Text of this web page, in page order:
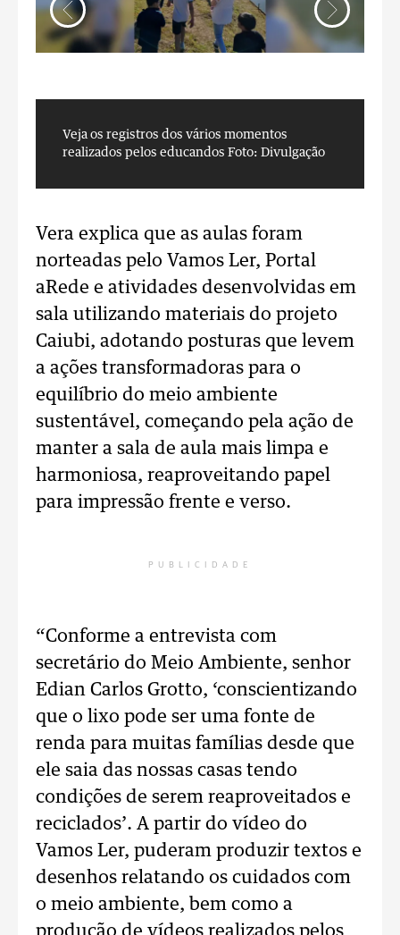
Veja os registros dos vários momentos
realizados pelos educandos Foto: Divulgação
Vera explica que as aulas foram
norteadas pelo Vamos Ler, Portal
aRede e atividades desenvolvidas em
sala utilizando materiais do projeto
Caiubi, adotando posturas que levem
a ações transformadoras para o
equilíbrio do meio ambiente
sustentável, começando pela ação de
manter a sala de aula mais limpa e
harmoniosa, reaproveitando papel
para impressão frente e verso.
PUBLICIDADE
“Conforme a entrevista com
secretário do Meio Ambiente, senhor
Edian Carlos Grotto, ‘conscientizando
que o lixo pode ser uma fonte de
renda para muitas famílias desde que
ele saia das nossas casas tendo
condições de serem reaproveitados e
reciclados’. A partir do vídeo do
Vamos Ler, puderam produzir textos e
desenhos relatando os cuidados com
o meio ambiente, bem como a
produção de vídeos realizados pelos